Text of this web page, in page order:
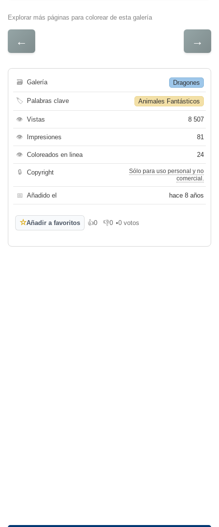
Explorar más páginas para colorear de esta galería
← →
🗃 Galería Dragones
🏷 Palabras clave Animales Fantásticos
👁 Vistas 8 507
👁 Impresiones 81
👁 Coloreados en linea 24
🔒 Copyright
Sólo para uso personal y no
comercial.
📅 Añadido el hace 8 años
☆Añadir a favoritos 👍0
Me gusta
👎0
No me gusta
•0 votos